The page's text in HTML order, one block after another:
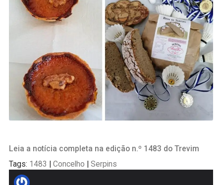
Leia a notícia completa na edição n.º 1483 do Trevim
Tags: 1483 Concelho Serpins